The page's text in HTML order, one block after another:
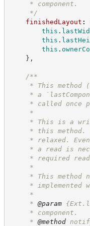
* component.
*/
finishedLayout :
this .
this .
this .
} ,
/**
* This method (if
* a
* called once
*
* This is a write
* this method.
* relaxed. Even
* a read is
* required
*
* This method
* implemented
*
* @param
* component.
* @method